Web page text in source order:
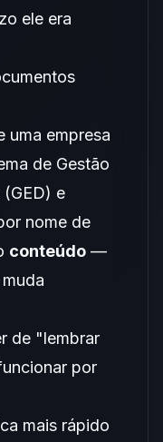
ele era
uma empresa
de Gestão
e
nome de
conteúdo —
de "lembrar
por
mais rápido